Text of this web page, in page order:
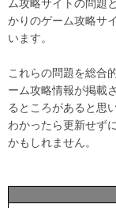
ム攻略サイトの問題
かりのゲーム攻略サ
います。
これらの問題を総合
ーム攻略情報が掲載
るところがあると思
わかったら更新せず
かもしれません。